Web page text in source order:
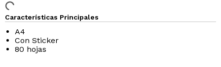
Características Principales
A4
Con Sticker
80 hojas